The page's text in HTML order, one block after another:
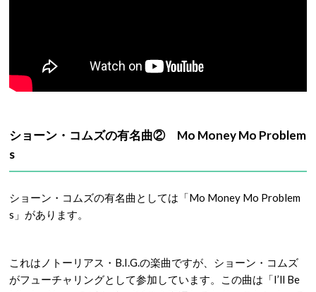
ショーン・コムズの有名曲② Mo Money Mo Problem
s
ショーン・コムズの有名曲としては「Mo Money Mo Problem
s」があります。
これはノトーリアス・B.I.G.の楽曲ですが、ショーン・コムズ
がフューチャリングとして参加しています。この曲は「I’ll Be